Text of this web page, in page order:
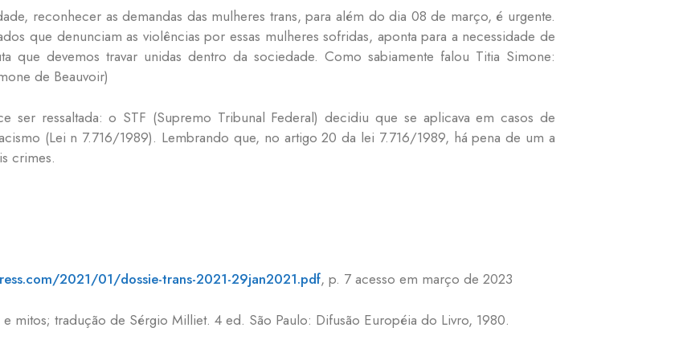
reconhecer as demandas das mulheres trans, para além do dia 08 de março, é urgente.
que denunciam as violências por essas mulheres sofridas, aponta para a necessidade de
que devemos travar unidas dentro da sociedade. Como sabiamente falou Titia Simone:
de Beauvoir)
ser ressaltada: o STF (Supremo Tribunal Federal) decidiu que se aplicava em casos de
(Lei n 7.716/1989). Lembrando que, no artigo 20 da lei 7.716/1989, há pena de um a
crimes.
2021/01/dossie-trans-2021-29jan2021.pdf, p. 7 acesso em março de 2023
mitos; tradução de Sérgio Milliet. 4 ed. São Paulo: Difusão Européia do Livro, 1980.